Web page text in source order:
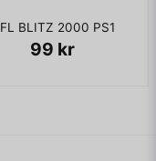
BLITZ 2000 PS1
99 kr